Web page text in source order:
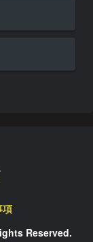
項
Reserved.